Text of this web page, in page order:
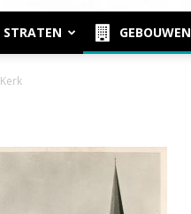
STRATEN GEBOUWEN
Kerk